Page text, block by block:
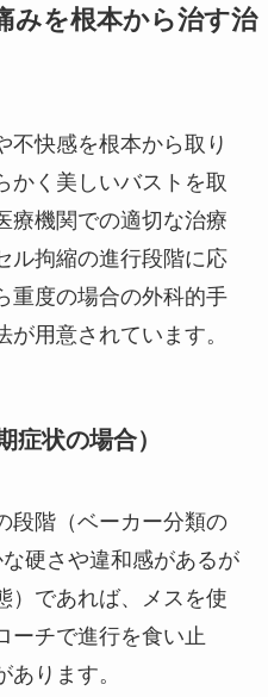
みを根本から治す治
不快感を根本から取り
かく美しいバストを取
療機関での適切な治療
ル拘縮の進行段階に応
重度の場合の外科的手
用意されています。
症状の場合）
段階（ベーカー分類の
硬さや違和感があるが
）であれば、メスを使
ーチで進行を食い止
ります。